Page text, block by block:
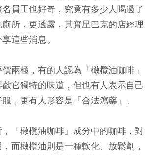
員工也好奇，究竟有多少人喝過了
所，更透露，其實星巴克的店經理
這些消息。
兩極，有的人認為「橄欖油咖啡」
它獨特的味道，但也有人表示自己
，更有人形容是「合法瀉藥」。
「橄欖油咖啡」成分中的咖啡，對
而橄欖油則是一種軟化、放鬆劑，